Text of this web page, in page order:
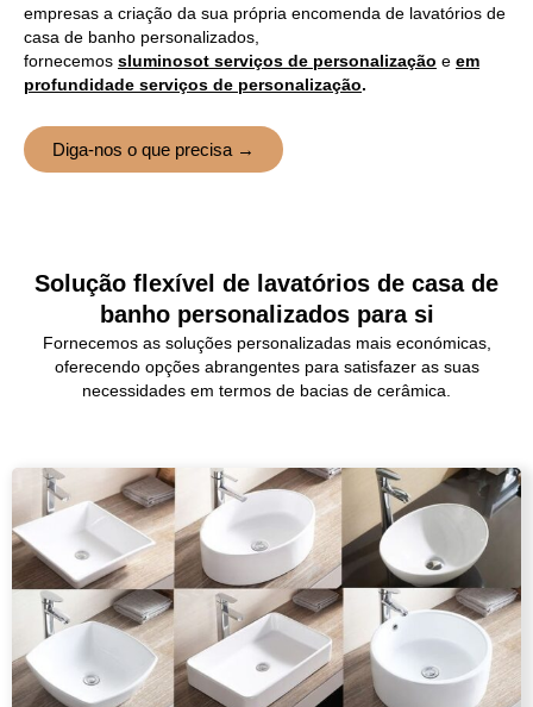
empresas a criação da sua própria encomenda de lavatórios de
casa de banho personalizados,
fornecemos sluminosot serviços de personalização e em
profundidade serviços de personalização.
Diga-nos o que precisa →
Solução flexível de lavatórios de casa de
banho personalizados para si
Fornecemos as soluções personalizadas mais económicas,
oferecendo opções abrangentes para satisfazer as suas
necessidades em termos de bacias de cerâmica.